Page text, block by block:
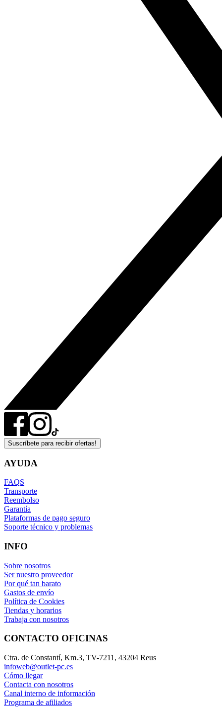
Suscríbete para recibir ofertas!
AYUDA
FAQS
Transporte
Reembolso
Garantía
Plataformas de pago seguro
Soporte técnico y problemas
INFO
Sobre nosotros
Ser nuestro proveedor
Por qué tan barato
Gastos de envío
Política de Cookies
Tiendas y horarios
Trabaja con nosotros
CONTACTO OFICINAS
Ctra. de Constantí, Km.3, TV-7211, 43204 Reus
infoweb@outlet-pc.es
Cómo llegar
Contacta con nosotros
Canal interno de información
Programa de afiliados